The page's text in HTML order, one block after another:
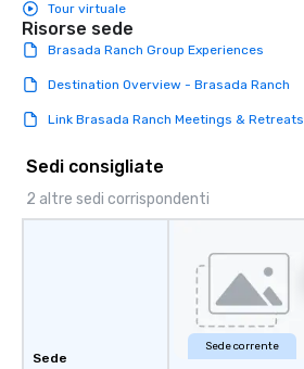
Tour virtuale
Risorse sede
Brasada Ranch Group Experiences
Destination Overview - Brasada Ranch
Link Brasada Ranch Meetings & Retreats
Sedi consigliate
2 altre sedi corrispondenti
Sede
Sede corrente